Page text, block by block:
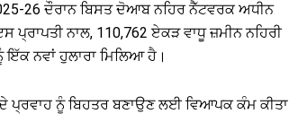
26 ਦੌਰਾਨ ਬਿਸਤ ਦੋਆਬ ਨਹਿਰ ਨੈੱਟਵਰਕ ਅਧੀਨ
ਨਾਲ, 110,762 ਏਕੜ ਵਾਧੂ ਜ਼ਮੀਨ ਨਹਿਰੀ
ਇੱਕ ਨਵਾਂ ਹੁਲਾਰਾ ਮਿਲਿਆ ਹੈ।
ਦੇ ਪ੍ਰਵਾਹ ਨੂੰ ਬਿਹਤਰ ਬਣਾਉਣ ਲਈ ਵਿਆਪਕ ਕੰਮ ਕੀਤਾ